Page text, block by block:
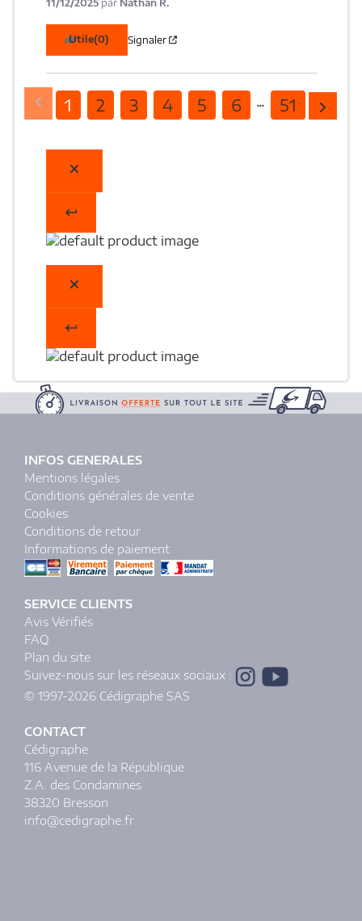
11/12/2025 par Nathan R.
Utile(0) Signaler
1 2 3 4 5 6 51
INFOS GENERALES
Mentions légales
Conditions générales de vente
Cookies
Conditions de retour
Informations de paiement
SERVICE CLIENTS
Avis Vérifiés
FAQ
Plan du site
Suivez-nous sur les réseaux sociaux :
© 1997-2026 Cédigraphe SAS
CONTACT
Cédigraphe
116 Avenue de la République
Z.A. des Condamines
38320 Bresson
info@cedigraphe.fr